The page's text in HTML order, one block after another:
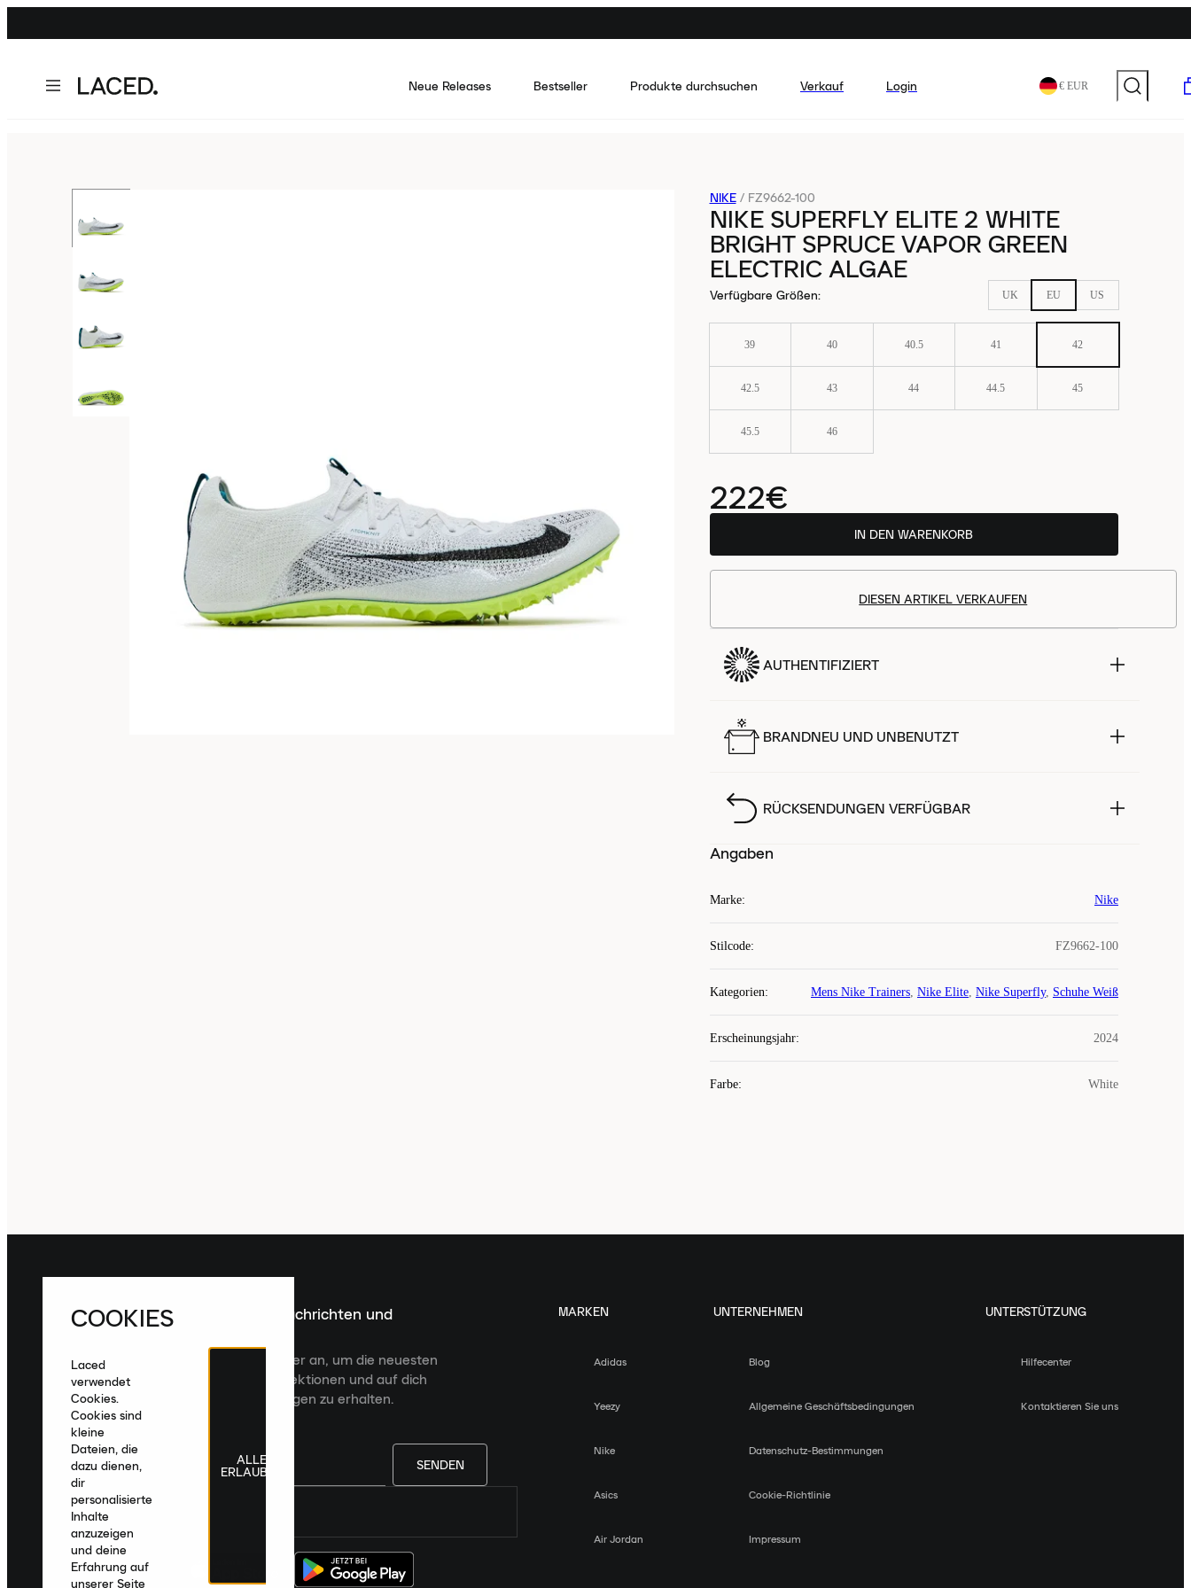
Neue Releases Bestseller Produkte durchsuchen Verkauf Login € EUR
NIKE / FZ9662-100
NIKE SUPERFLY ELITE 2 WHITE
BRIGHT SPRUCE VAPOR GREEN
ELECTRIC ALGAE
Verfügbare Größen: UK EU US
39 40 40.5 41 42
42.5 43 44 44.5 45
45.5 46
222€
IN DEN WARENKORB
DIESEN ARTIKEL VERKAUFEN
AUTHENTIFIZIERT
BRANDNEU UND UNBENUTZT
RÜCKSENDUNGEN VERFÜGBAR
Angaben
Marke: Nike
Stilcode: FZ9662-100
Kategorien: Mens Nike Trainers, Nike Elite, Nike Superfly, Schuhe Weiß
Erscheinungsjahr: 2024
Farbe: White
Melde dich für die neuesten Nachrichten und
Veröffentlichungen an
Melde dich für den Laced Newsletter an, um die neuesten
Veröffentlichungen, kuratierte Kollektionen und auf dich
zugeschnittene Produktempfehlungen zu erhalten.
SENDEN
MARKEN
Adidas
Yeezy
Nike
Asics
Air Jordan
UNTERNEHMEN
Blog
Allgemeine Geschäftsbedingungen
Datenschutz-Bestimmungen
Cookie-Richtlinie
Impressum
UNTERSTÜTZUNG
Hilfecenter
Kontaktieren Sie uns
COOKIES
Laced
verwendet
Cookies.
Cookies sind
kleine
Dateien, die
dazu dienen,
dir
personalisierte
Inhalte
anzuzeigen
und deine
Erfahrung auf
unserer Seite
ALLE
ERLAUBEN